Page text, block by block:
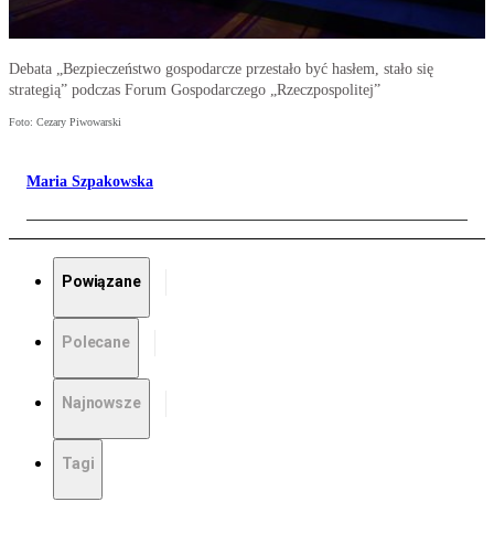
Debata „Bezpieczeństwo gospodarcze przestało być hasłem, stało się
strategią” podczas Forum Gospodarczego „Rzeczpospolitej”
Foto: Cezary Piwowarski
Maria Szpakowska
Powiązane
Polecane
Najnowsze
Tagi